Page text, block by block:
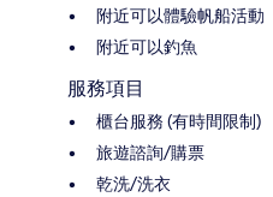
附近可以體驗帆船活動
附近可以釣魚
服務項目
櫃台服務 (有時間限制)
旅遊諮詢/購票
乾洗/洗衣